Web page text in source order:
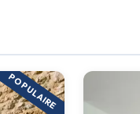
POPULAIRE